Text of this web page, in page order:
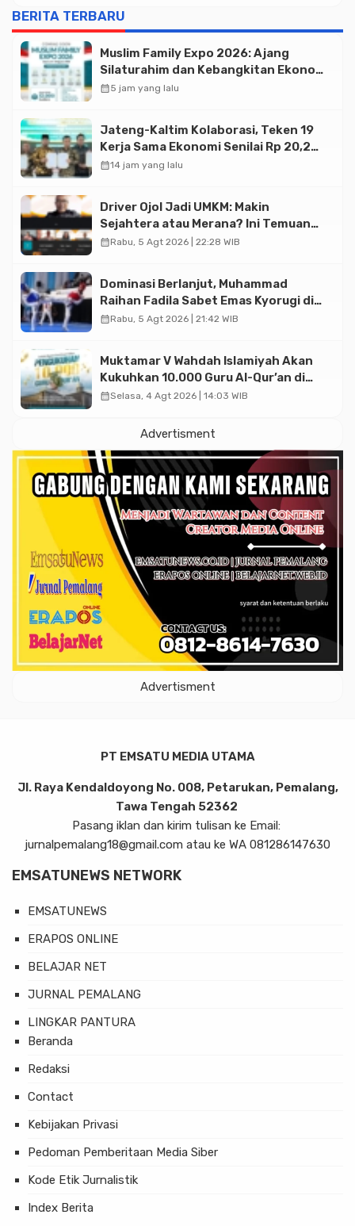
BERITA TERBARU
Muslim Family Expo 2026: Ajang
Silaturahim dan Kebangkitan Ekonomi
Halal di Jakarta
calendar_month5 jam yang lalu
Jateng-Kaltim Kolaborasi, Teken 19
Kerja Sama Ekonomi Senilai Rp 20,2
Triliun
calendar_month14 jam yang lalu
Driver Ojol Jadi UMKM: Makin
Sejahtera atau Merana? Ini Temuan
Diskusi Paramadina
calendar_monthRabu, 5 Agt 2026 | 22:28 WIB
Dominasi Berlanjut, Muhammad
Raihan Fadila Sabet Emas Kyorugi di
Asian Taekwondo Indonesia Open
calendar_monthRabu, 5 Agt 2026 | 21:42 WIB
Muktamar V Wahdah Islamiyah Akan
Kukuhkan 10.000 Guru Al-Qur’an di
Masjid Istiqlal
calendar_monthSelasa, 4 Agt 2026 | 14:03 WIB
Advertisment
Advertisment
PT EMSATU MEDIA UTAMA
Jl. Raya Kendaldoyong No. 008, Petarukan, Pemalang,
Tawa Tengah 52362
Pasang iklan dan kirim tulisan ke Email:
jurnalpemalang18@gmail.com atau ke WA 081286147630
EMSATUNEWS NETWORK
EMSATUNEWS
ERAPOS ONLINE
BELAJAR NET
JURNAL PEMALANG
LINGKAR PANTURA
Beranda
Redaksi
Contact
Kebijakan Privasi
Pedoman Pemberitaan Media Siber
Kode Etik Jurnalistik
Index Berita